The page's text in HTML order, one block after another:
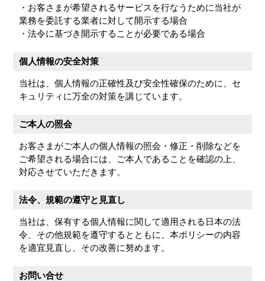
お客さまが希望されるサービスを行なうために当社が
業務を委託する業者に対して開示する場合
法令に基づき開示することが必要である場合
個人情報の安全対策
当社は、個人情報の正確性及び安全性確保のために、セ
キュリティに万全の対策を講じています。
ご本人の照会
お客さまがご本人の個人情報の照会・修正・削除などを
ご希望される場合には、ご本人であることを確認の上、
対応させていただきます。
法令、規範の遵守と見直し
当社は、保有する個人情報に関して適用される日本の法
令、その他規範を遵守するとともに、本ポリシーの内容
を適宜見直し、その改善に努めます。
お問い合せ